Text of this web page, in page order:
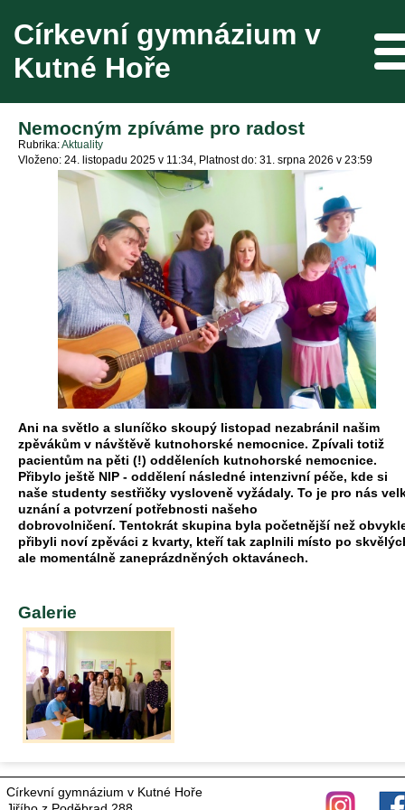
Církevní gymnázium v
Kutné Hoře
Nemocným zpíváme pro radost
Rubrika Aktuality
Vloženo: 24. listopadu 2025 v 11:34
Platnost do: 31. srpna 2026 v 23:59
Ani na světlo a sluníčko skoupý listopad nezabránil našim
zpěvákům v návštěvě kutnohorské nemocnice. Zpívali totiž
pacientům na pěti (!) odděleních kutnohorské nemocnice.
Přibylo ještě NIP - oddělení následné intenzivní péče, kde si
naše studenty sestřičky vysloveně vyžádaly. To je pro nás
uznání a potvrzení potřebnosti našeho
dobrovolničení. Tentokrát skupina byla početnější než
přibyli noví zpěváci z kvarty, kteří tak zaplnili místo po
ale momentálně zaneprázdněných oktavánech.
Galerie
Církevní gymnázium v Kutné Hoře